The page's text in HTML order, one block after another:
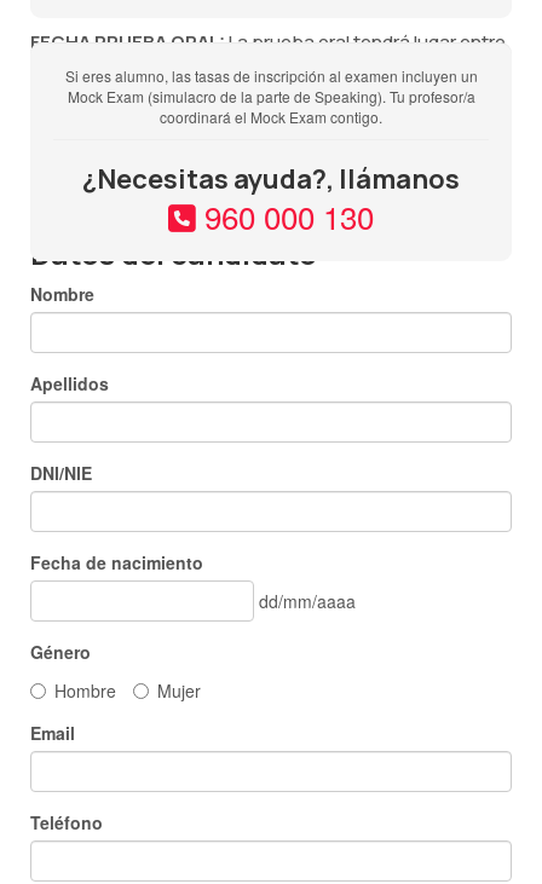
Si eres alumno, las tasas de inscripción al examen incluyen un
Mock Exam (simulacro de la parte de Speaking). Tu profesor/a
coordinará el Mock Exam contigo.
¿Necesitas ayuda?, llámanos
960 000 130
FECHA PRUEBA ORAL:La prueba oral tendrá lugar entre
una semana antes, los dos días posteriores o el mismo
día de la prueba escrita y deberás estar disponible
durante todo ese período de tiempo pues NO SE PUEDE
CAMBIAR LA FECHA DE NINGUNA DE LAS PARTES DEL
EXAMEN.
Datos del candidato
Nombre
Apellidos
DNI/NIE
Fecha de nacimiento
dd/mm/aaaa
Género
Hombre
Mujer
Email
Teléfono